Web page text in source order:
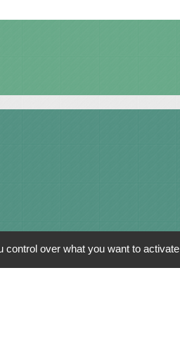
over what you want to activate